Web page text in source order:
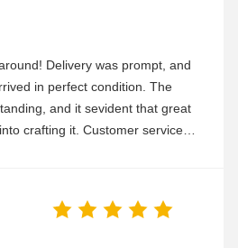
Delivery was prompt, and
in perfect condition. The
and it sevident that great
crafting it. Customer service